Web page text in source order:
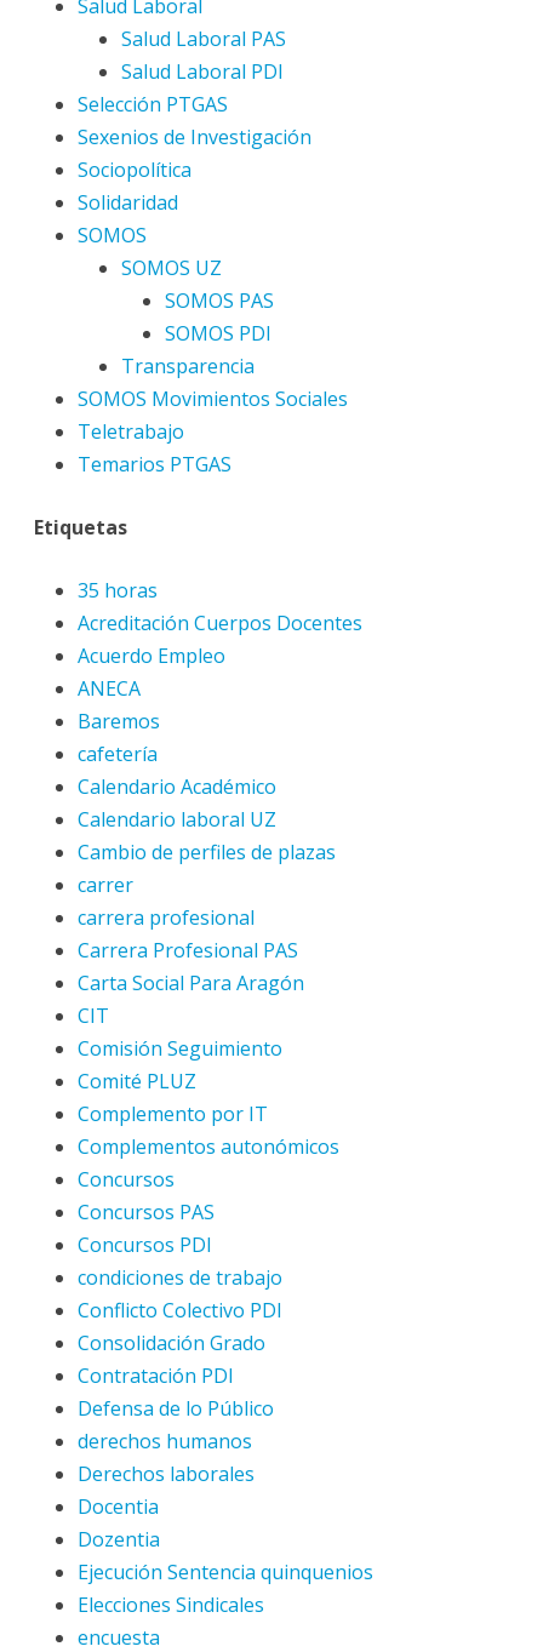
Salud Laboral
Salud Laboral PAS
Salud Laboral PDI
Selección PTGAS
Sexenios de Investigación
Sociopolítica
Solidaridad
SOMOS
SOMOS UZ
SOMOS PAS
SOMOS PDI
Transparencia
SOMOS Movimientos Sociales
Teletrabajo
Temarios PTGAS
Etiquetas
35 horas
Acreditación Cuerpos Docentes
Acuerdo Empleo
ANECA
Baremos
cafetería
Calendario Académico
Calendario laboral UZ
Cambio de perfiles de plazas
carrer
carrera profesional
Carrera Profesional PAS
Carta Social Para Aragón
CIT
Comisión Seguimiento
Comité PLUZ
Complemento por IT
Complementos autonómicos
Concursos
Concursos PAS
Concursos PDI
condiciones de trabajo
Conflicto Colectivo PDI
Consolidación Grado
Contratación PDI
Defensa de lo Público
derechos humanos
Derechos laborales
Docentia
Dozentia
Ejecución Sentencia quinquenios
Elecciones Sindicales
encuesta